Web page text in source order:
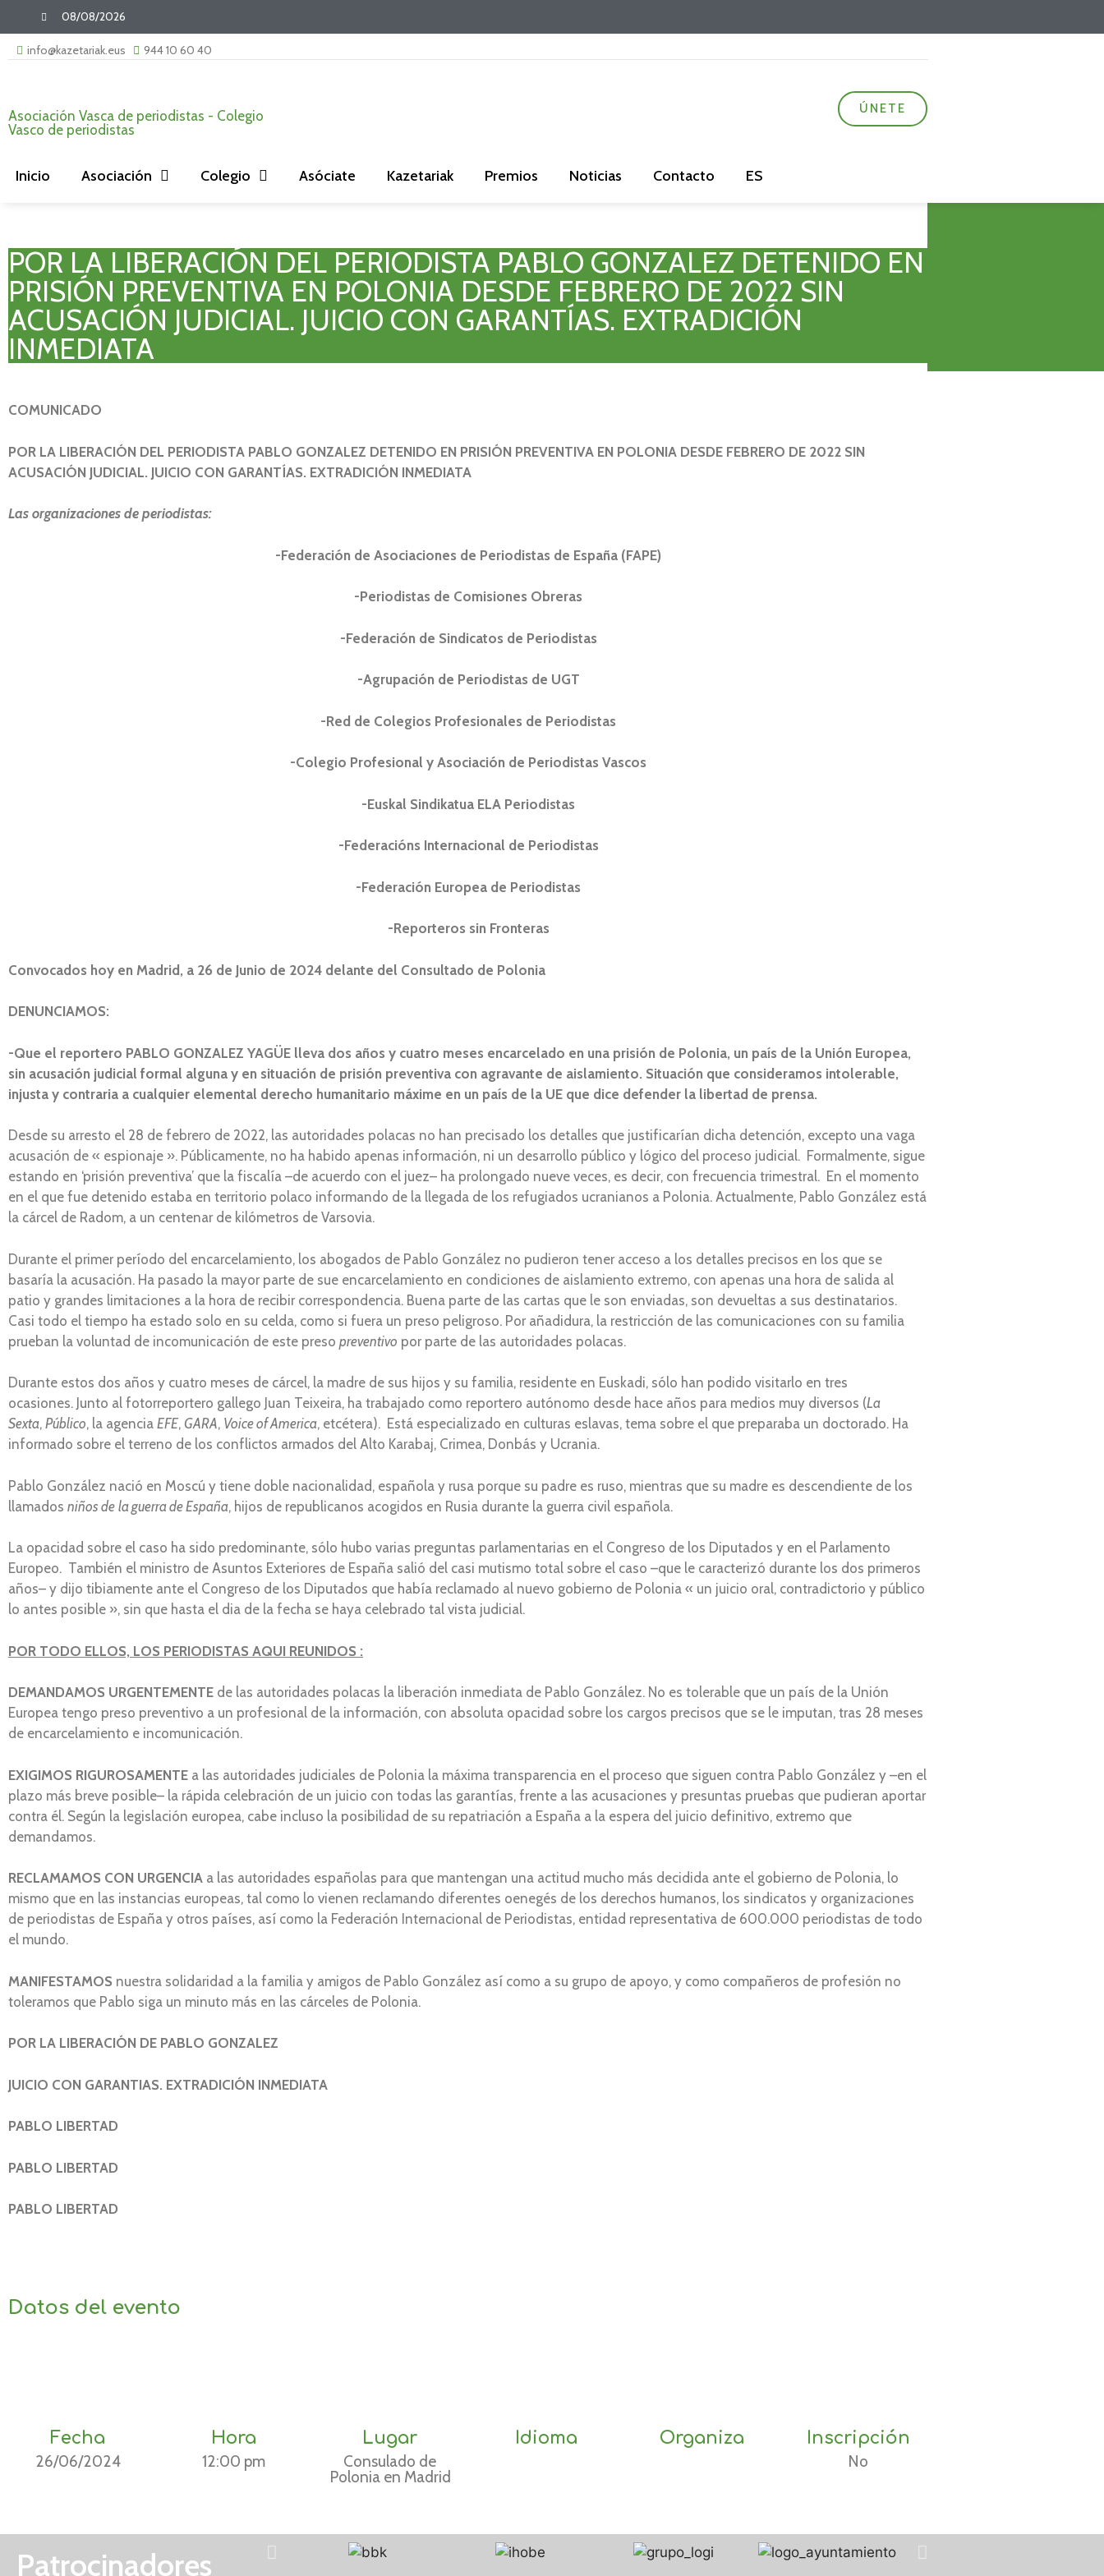
08/08/2026
info@kazetariak.eus 944 10 60 40
Asociación Vasca de periodistas - Colegio
Vasco de periodistas
ÚNETE
Inicio Asociación Colegio Asóciate Kazetariak Premios Noticias Contacto ES
POR LA LIBERACIÓN DEL PERIODISTA PABLO GONZALEZ DETENIDO EN
PRISIÓN PREVENTIVA EN POLONIA DESDE FEBRERO DE 2022 SIN
ACUSACIÓN JUDICIAL. JUICIO CON GARANTÍAS. EXTRADICIÓN
INMEDIATA
COMUNICADO
POR LA LIBERACIÓN DEL PERIODISTA PABLO GONZALEZ DETENIDO EN PRISIÓN PREVENTIVA EN POLONIA DESDE FEBRERO DE 2022 SIN
ACUSACIÓN JUDICIAL. JUICIO CON GARANTÍAS. EXTRADICIÓN INMEDIATA
Las organizaciones de periodistas:
-Federación de Asociaciones de Periodistas de España (FAPE)
-Periodistas de Comisiones Obreras
-Federación de Sindicatos de Periodistas
-Agrupación de Periodistas de UGT
-Red de Colegios Profesionales de Periodistas
-Colegio Profesional y Asociación de Periodistas Vascos
-Euskal Sindikatua ELA Periodistas
-Federacións Internacional de Periodistas
-Federación Europea de Periodistas
-Reporteros sin Fronteras
Convocados hoy en Madrid, a 26 de Junio de 2024 delante del Consultado de Polonia
DENUNCIAMOS:
-Que el reportero PABLO GONZALEZ YAGÜE lleva dos años y cuatro meses encarcelado en una prisión de Polonia, un país de la Unión Europea,
sin acusación judicial formal alguna y en situación de prisión preventiva con agravante de aislamiento. Situación que consideramos intolerable,
injusta y contraria a cualquier elemental derecho humanitario máxime en un país de la UE que dice defender la libertad de prensa.
Desde su arresto el 28 de febrero de 2022, las autoridades polacas no han precisado los detalles que justificarían dicha detención, excepto una vaga
acusación de « espionaje ». Públicamente, no ha habido apenas información, ni un desarrollo público y lógico del proceso judicial. Formalmente, sigue
estando en ‘prisión preventiva’ que la fiscalía –de acuerdo con el juez– ha prolongado nueve veces, es decir, con frecuencia trimestral. En el momento
en el que fue detenido estaba en territorio polaco informando de la llegada de los refugiados ucranianos a Polonia. Actualmente, Pablo González está
la cárcel de Radom, a un centenar de kilómetros de Varsovia.
Durante el primer período del encarcelamiento, los abogados de Pablo González no pudieron tener acceso a los detalles precisos en los que se
basaría la acusación. Ha pasado la mayor parte de sue encarcelamiento en condiciones de aislamiento extremo, con apenas una hora de salida al
patio y grandes limitaciones a la hora de recibir correspondencia. Buena parte de las cartas que le son enviadas, son devueltas a sus destinatarios.
Casi todo el tiempo ha estado solo en su celda, como si fuera un preso peligroso. Por añadidura, la restricción de las comunicaciones con su familia
prueban la voluntad de incomunicación de este preso preventivo por parte de las autoridades polacas.
Durante estos dos años y cuatro meses de cárcel, la madre de sus hijos y su familia, residente en Euskadi, sólo han podido visitarlo en tres
ocasiones. Junto al fotorreportero gallego Juan Teixeira, ha trabajado como reportero autónomo desde hace años para medios muy diversos (La
Sexta, Público, la agencia EFE, GARA, Voice of America, etcétera). Está especializado en culturas eslavas, tema sobre el que preparaba un doctorado. Ha
informado sobre el terreno de los conflictos armados del Alto Karabaj, Crimea, Donbás y Ucrania.
Pablo González nació en Moscú y tiene doble nacionalidad, española y rusa porque su padre es ruso, mientras que su madre es descendiente de los
llamados niños de la guerra de España, hijos de republicanos acogidos en Rusia durante la guerra civil española.
La opacidad sobre el caso ha sido predominante, sólo hubo varias preguntas parlamentarias en el Congreso de los Diputados y en el Parlamento
Europeo. También el ministro de Asuntos Exteriores de España salió del casi mutismo total sobre el caso –que le caracterizó durante los dos primeros
años– y dijo tibiamente ante el Congreso de los Diputados que había reclamado al nuevo gobierno de Polonia « un juicio oral, contradictorio y público
lo antes posible », sin que hasta el dia de la fecha se haya celebrado tal vista judicial.
POR TODO ELLOS, LOS PERIODISTAS AQUI REUNIDOS :
DEMANDAMOS URGENTEMENTE de las autoridades polacas la liberación inmediata de Pablo González. No es tolerable que un país de la Unión
Europea tengo preso preventivo a un profesional de la información, con absoluta opacidad sobre los cargos precisos que se le imputan, tras 28 meses
de encarcelamiento e incomunicación.
EXIGIMOS RIGUROSAMENTE a las autoridades judiciales de Polonia la máxima transparencia en el proceso que siguen contra Pablo González y –en el
plazo más breve posible– la rápida celebración de un juicio con todas las garantías, frente a las acusaciones y presuntas pruebas que pudieran aportar
contra él. Según la legislación europea, cabe incluso la posibilidad de su repatriación a España a la espera del juicio definitivo, extremo que
demandamos.
RECLAMAMOS CON URGENCIA a las autoridades españolas para que mantengan una actitud mucho más decidida ante el gobierno de Polonia, lo
mismo que en las instancias europeas, tal como lo vienen reclamando diferentes oenegés de los derechos humanos, los sindicatos y organizaciones
de periodistas de España y otros países, así como la Federación Internacional de Periodistas, entidad representativa de 600.000 periodistas de todo
el mundo.
MANIFESTAMOS nuestra solidaridad a la familia y amigos de Pablo González así como a su grupo de apoyo, y como compañeros de profesión no
toleramos que Pablo siga un minuto más en las cárceles de Polonia.
POR LA LIBERACIÓN DE PABLO GONZALEZ
JUICIO CON GARANTIAS. EXTRADICIÓN INMEDIATA
PABLO LIBERTAD
PABLO LIBERTAD
PABLO LIBERTAD
Datos del evento
Fecha
26/06/2024
Hora
12:00 pm
Lugar
Consulado de
Polonia en Madrid
Idioma Organiza Inscripción
No
Patrocinadores